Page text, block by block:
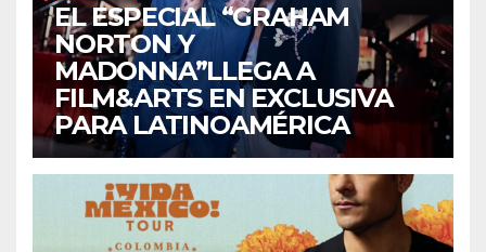
EL ESPECIAL “GRAHAM
NORTON Y
MADONNA”LLEGA A
FILM&ARTS EN EXCLUSIVA
PARA LATINOAMÉRICA